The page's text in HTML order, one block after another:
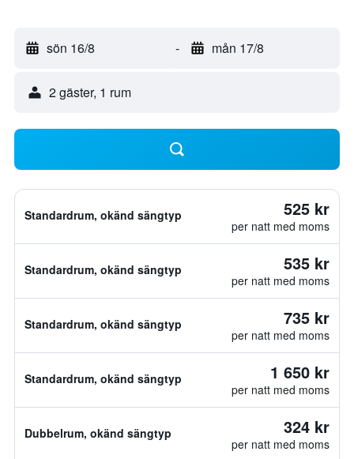
sön 16/8 - mån 17/8
2 gäster, 1 rum
Standardrum, okänd sängtyp 525 kr
per natt med moms
Standardrum, okänd sängtyp 535 kr
per natt med moms
Standardrum, okänd sängtyp 735 kr
per natt med moms
Standardrum, okänd sängtyp 1 650 kr
per natt med moms
Dubbelrum, okänd sängtyp 324 kr
per natt med moms